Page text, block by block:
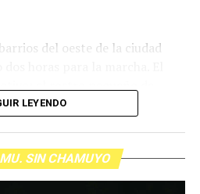
y
Error en el
historia de (no)
más agrotóxicos que lo
hasta en el agua de red.
Sabrina inició una denuncia
del oeste de la ciudad
fácil intuir que será una
ocupan los sillones más
poder local sobrevuelan las
LEYENDO
SIN CHAMUYO